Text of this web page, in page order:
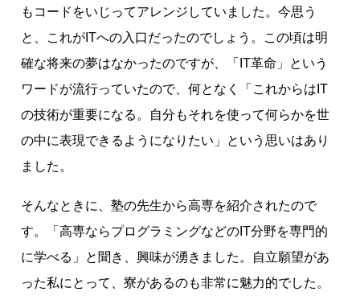
つ
もコードをいじってアレンジしていました。今思う
と、これがITへの入口だったのでしょう。この頃は明
確な将来の夢はなかったのですが、「IT革命」という
ワードが流行っていたので、何となく「これからはIT
の技術が重要になる。自分もそれを使って何らかを世
の中に表現できるようになりたい」という思いはあり
ました。
そんなときに、塾の先生から高専を紹介されたので
す。「高専ならプログラミングなどのIT分野を専門的
に学べる」と聞き、興味が湧きました。自立願望があ
った私にとって、寮があるのも非常に魅力的でした。